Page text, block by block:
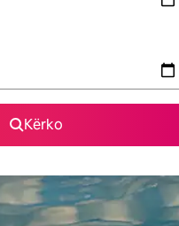
Kërko